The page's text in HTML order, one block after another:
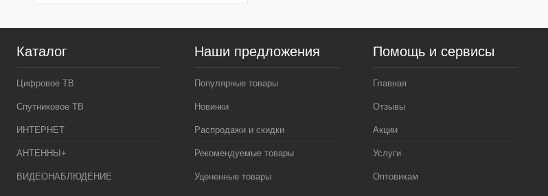
Каталог
Цифровое ТВ
Спутниковое ТВ
ИНТЕРНЕТ
АНТЕННЫ+
ВИДЕОНАБЛЮДЕНИЕ
Наши предложения
Популярные товары
Новинки
Распродажи и скидки
Рекомендуемые товары
Уцененные товары
Помощь и сервисы
Главная
Отзывы
Акции
Услуги
Оптовикам